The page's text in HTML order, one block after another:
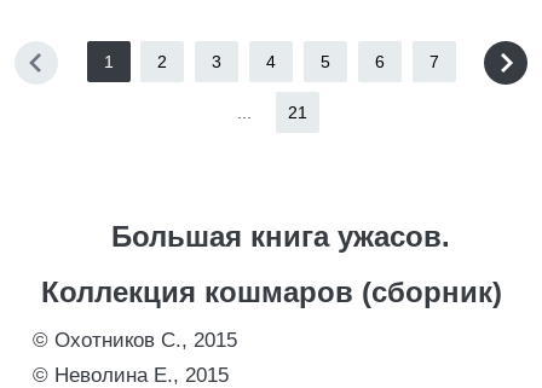
1 2 3 4 5 6 7
21
Большая книга ужасов.
Коллекция кошмаров (сборник)
© Охотников С., 2015
© Неволина Е., 2015